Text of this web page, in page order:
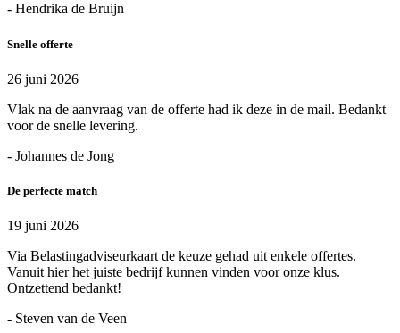
- Hendrika de Bruijn
Snelle offerte
26 juni 2026
Vlak na de aanvraag van de offerte had ik deze in de mail. Bedankt
voor de snelle levering.
- Johannes de Jong
De perfecte match
19 juni 2026
Via Belastingadviseurkaart de keuze gehad uit enkele offertes.
Vanuit hier het juiste bedrijf kunnen vinden voor onze klus.
Ontzettend bedankt!
- Steven van de Veen